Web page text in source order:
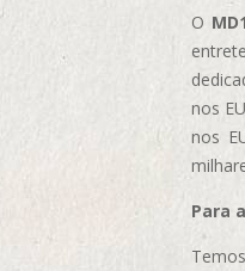
O
nos
nos
Para